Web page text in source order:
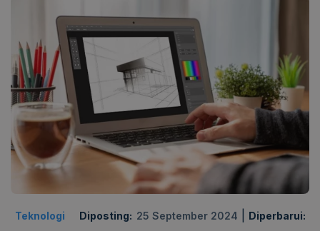
Teknologi Diposting: 25 September 2024
Diperbarui: